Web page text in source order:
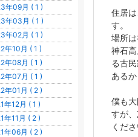
住居
す。
場所
神石
る古
ある
僕も
すが
くださ
年09月 ( 1 )
年03月 ( 1 )
年02月 ( 1 )
年10月 ( 1 )
年08月 ( 1 )
年07月 ( 1 )
年01月 ( 2 )
年12月 ( 1 )
年11月 ( 2 )
年06月 ( 2 )